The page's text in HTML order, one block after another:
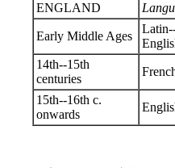
ENGLAND
Early Middle Ages
14th--15th
centuries
15th--16th c.
onwards